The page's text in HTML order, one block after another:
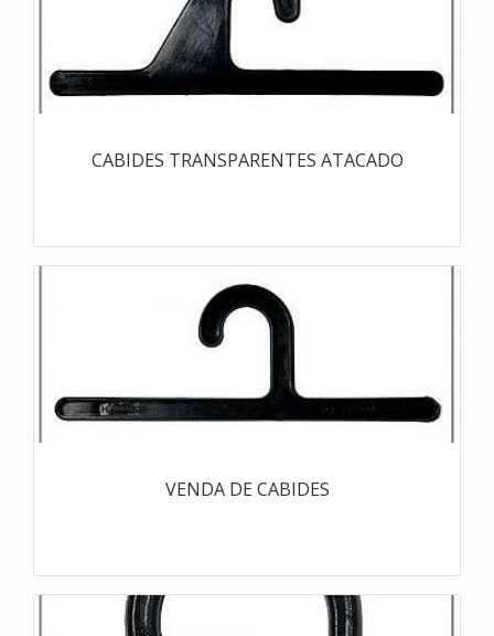
CABIDES TRANSPARENTES ATACADO
VENDA DE CABIDES